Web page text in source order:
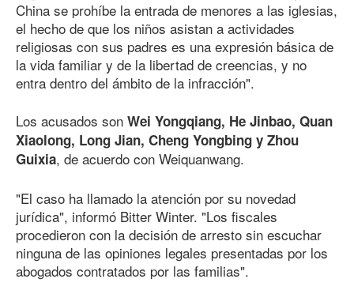
China se prohíbe la entrada de menores a las iglesias,
el hecho de que los niños asistan a actividades
religiosas con sus padres es una expresión básica de
la vida familiar y de la libertad de creencias, y no
entra dentro del ámbito de la infracción".
Los acusados son Wei Yongqiang, He Jinbao, Quan
Xiaolong, Long Jian, Cheng Yongbing y Zhou
Guixia, de acuerdo con Weiquanwang.
"El caso ha llamado la atención por su novedad
jurídica", informó Bitter Winter. "Los fiscales
procedieron con la decisión de arresto sin escuchar
ninguna de las opiniones legales presentadas por los
abogados contratados por las familias".